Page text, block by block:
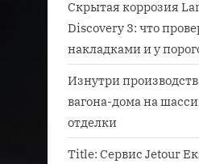
Скрытая коррозия
Discovery 3: что
накладками и у
Изнутри
вагона-дома на шасси
отделки
Title: Сервис Jetour